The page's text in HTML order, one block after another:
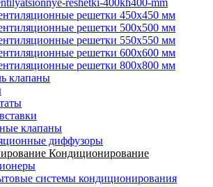
reshetki-400kh400-mm
решетки 450х450 мм
решетки 500х500 мм
решетки 550х550 мм
решетки 600х600 мм
решетки 800х800 мм
клапаны
клапаны
диффузоры
Кондиционирование
системы кондиционирования